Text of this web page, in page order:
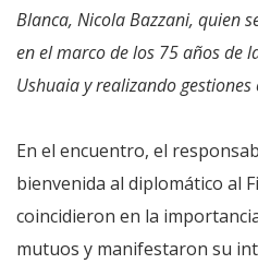
Blanca, Nicola Bazzani, quien
en el marco de los 75 años de
Ushuaia y realizando gestiones
En el encuentro, el
bienvenida al diplomático al
coincidieron en la
mutuos y manifestaron su